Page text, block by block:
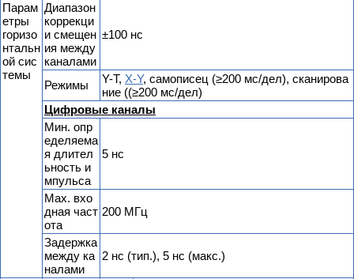
Парам
етры
горизо
нтальн
ой сис
темы
Диапазон
коррекци
и смещен
ия между
каналами
±100 нс
Режимы Y-T, X-Y, самописец (≥200 мс/дел), сканирова
ние ((≥200 мс/дел)
Цифровые каналы
Мин. опр
еделяема
я длител
ьность и
мпульса
5 нс
Мах. вхо
дная част
ота
200 МГц
Задержка
между ка
налами
2 нс (тип.), 5 нс (макс.)